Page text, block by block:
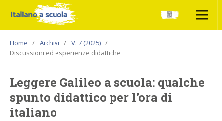
Home / Archivi / V. 7 (2025) /
Discussioni ed esperienze didattiche
Leggere Galileo a scuola: qualche
spunto didattico per l’ora di
italiano